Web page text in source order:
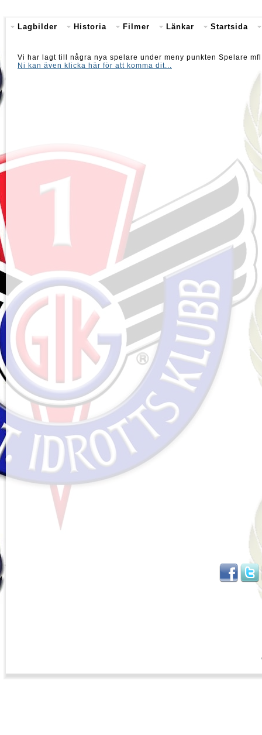
Lagbilder Historia Filmer Länkar Startsida
Vi har lagt till några nya spelare under meny punkten Spelare
Ni kan även klicka här för att komma dit...